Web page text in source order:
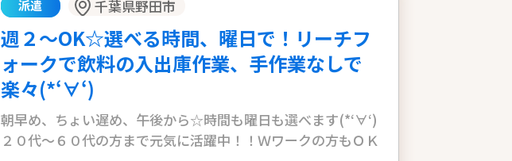
派遣 千葉県野田市
週２～OK☆選べる時間、曜日で！リーチフ
ォークで飲料の入出庫作業、手作業なしで
楽々(*‘∀‘)
朝早め、ちょい遅め、午後から☆時間も曜日も選べます(*‘∀‘)
２０代～６０代の方まで元気に活躍中！！Ｗワークの方もＯＫ